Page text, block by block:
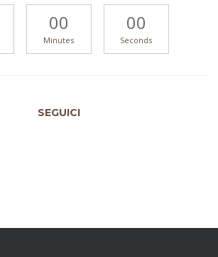
00
Minutes
00
Seconds
SEGUICI